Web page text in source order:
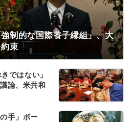
制的な国際養子縁組」、大
束
ではない」
論、米共和
手」ボー